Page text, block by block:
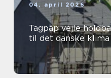
04. april 2026
Tagpap vejle holdbare og fleksible tage
til det danske klima